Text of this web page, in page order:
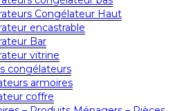
Congélateur Haut
encastrable
Bar
vitrine
congélateurs
armoires
coffre